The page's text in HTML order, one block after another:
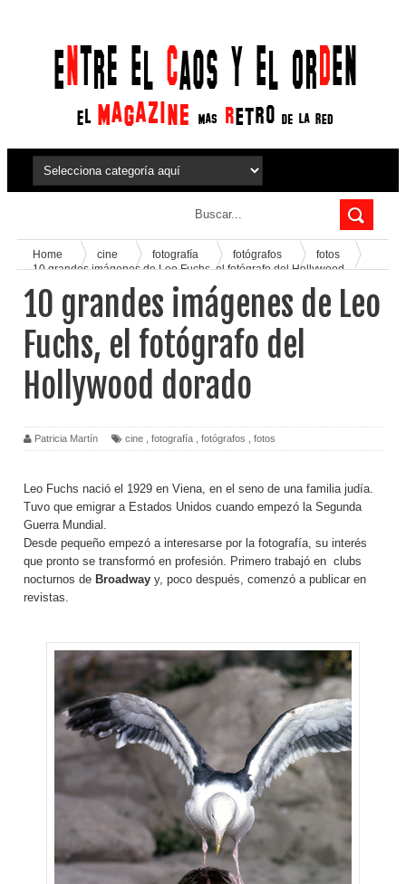
Home cine fotografía fotógrafos
fotos
10 grandes imágenes de Leo Fuchs, el fotógrafo del Hollywood
10 grandes imágenes de Leo
Fuchs, el fotógrafo del
Hollywood dorado
Patricia Martín cine fotografía fotógrafos fotos
Leo Fuchs nació el 1929 en Viena, en el seno de una familia judía.
Tuvo que emigrar a Estados Unidos cuando empezó la Segunda
Guerra Mundial.
Desde pequeño empezó a interesarse por la fotografía, su interés
que pronto se transformó en profesión. Primero trabajó en clubs
nocturnos de Broadway y, poco después, comenzó a publicar en
revistas.